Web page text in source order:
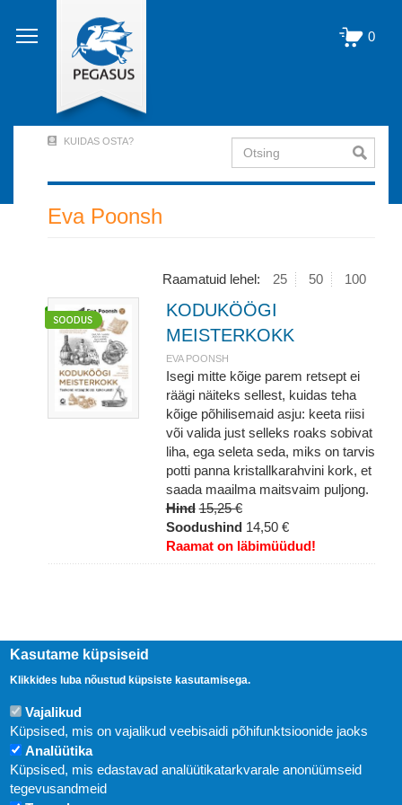
edasi
põhisisu
0
Account
Menu
KUIDAS OSTA? Otsing
Eva Poonsh
Raamatuid lehel: 25 50 100
KODUKÖÖGI
MEISTERKOKK
EVA POONSH
Isegi mitte kõige parem retsept ei
räägi näiteks sellest, kuidas teha
kõige põhilisemaid asju: keeta riisi
või valida just selleks roaks sobivat
liha, ega seleta seda, miks on tarvis
potti panna kristallkarahvini kork, et
saada maailma maitsvaim puljong.
Hind 15,25 €
Soodushind 14,50 €
Raamat on läbimüüdud!
Uudised
Kasutame küpsiseid
Klikkides luba nõustud küpsiste kasutamisega.
Vajalikud
Küpsised, mis on vajalikud veebisaidi põhifunktsioonide jaoks
Analüütika
Küpsised, mis edastavad analüütikatarkvarale anonüümseid
tegevusandmeid